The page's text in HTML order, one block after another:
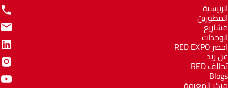
الرئيسية
المطورين
مشاريع
الوحدات
احضر RED EXPO
عن ريد
تحالف RED
Blogs
مركز المعرفة